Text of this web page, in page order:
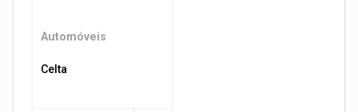
Automóveis
Celta